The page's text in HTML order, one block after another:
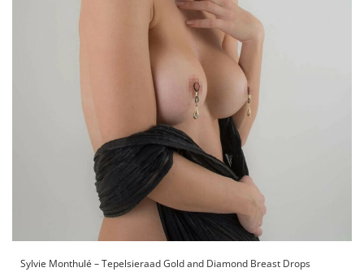
Sylvie Monthulé – Tepelsieraad Gold and Diamond Breast Drops